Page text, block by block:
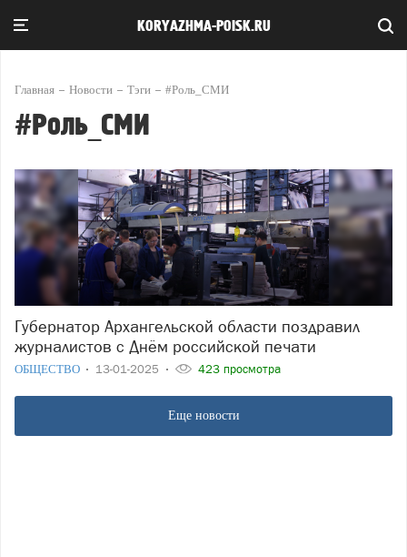
KORYAZHMA-POISK.RU
Главная Новости Тэги #Роль_СМИ
#Роль_СМИ
Губернатор Архангельской области поздравил
журналистов с Днём российской печати
ОБЩЕСТВО 13-01-2025 423 просмотра
Еще новости